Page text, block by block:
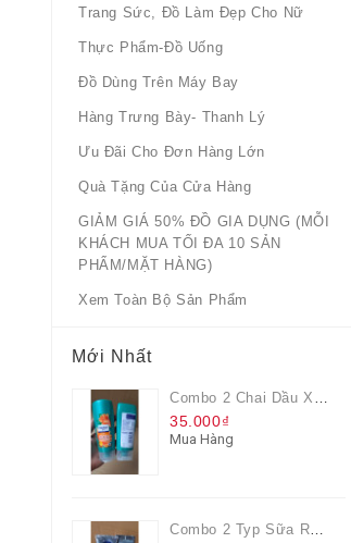
Trang Sức, Đồ Làm Đẹp Cho Nữ
Thực Phẩm-Đồ Uống
Đồ Dùng Trên Máy Bay
Hàng Trưng Bày- Thanh Lý
Ưu Đãi Cho Đơn Hàng Lớn
Quà Tặng Của Cửa Hàng
GIẢM GIÁ 50% ĐỒ GIA DỤNG (MỖI
KHÁCH MUA TỐI ĐA 10 SẢN
PHẨM/MẶT HÀNG)
Xem Toàn Bộ Sản Phẩm
Mới Nhất
Combo 2 Chai Dầu Xả Rejoice 3IN1 Siêu Mềm Mượt Chai 60ML
35.000₫
Mua Hàng
Combo 2 Typ Sữa Rửa Mặt Nivea Men Giúp Giảm Mụn, Giảm Hư Tổn Da